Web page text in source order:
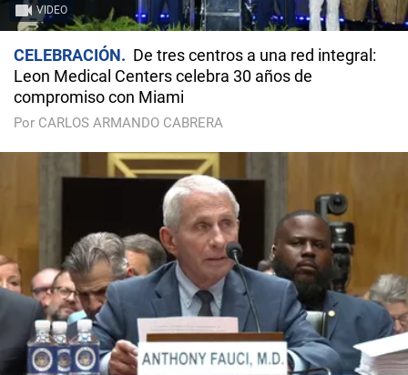
VIDEO
CELEBRACIÓN
De tres centros a una red integral:
Leon Medical Centers celebra 30 años de
compromiso con Miami
Por CARLOS ARMANDO CABRERA